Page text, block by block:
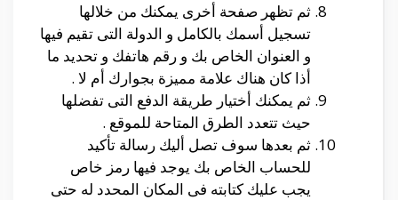
ثم تظهر صفحة أخرى يمكنك من خلالها
تسجيل أسمك بالكامل و الدولة التى تقيم فيها
و العنوان الخاص بك و رقم هاتفك و تحديد ما
أذا كان هناك علامة مميزة بجوارك أم لا .
ثم يمكنك أختيار طريقة الدفع التى تفضلها
حيث تتعدد الطرق المتاحة للموقع .
ثم بعدها سوف تصل أليك رسالة تأكيد
للحساب الخاص بك يوجد فيها رمز خاص
يجب عليك كتابته فى المكان المحدد له حتى